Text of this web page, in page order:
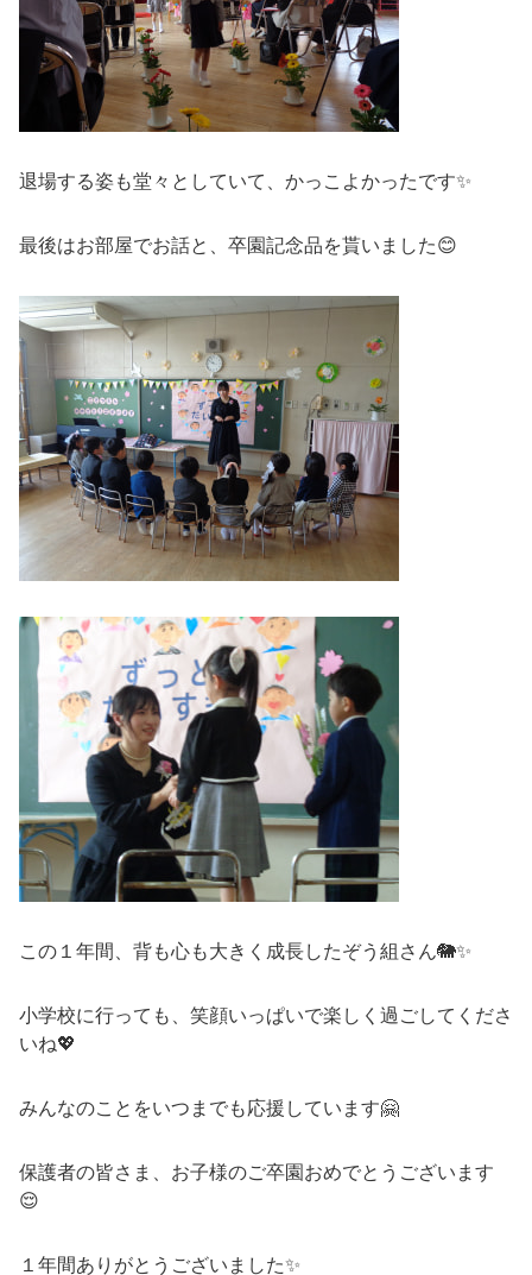
退場する姿も堂々としていて、かっこよかったです✨
最後はお部屋でお話と、卒園記念品を貰いました😊
この１年間、背も心も大きく成長したぞう組さん🐘✨
小学校に行っても、笑顔いっぱいで楽しく過ごしてくださ
いね💖
みんなのことをいつまでも応援しています🤗
保護者の皆さま、お子様のご卒園おめでとうございます
😌
１年間ありがとうございました✨